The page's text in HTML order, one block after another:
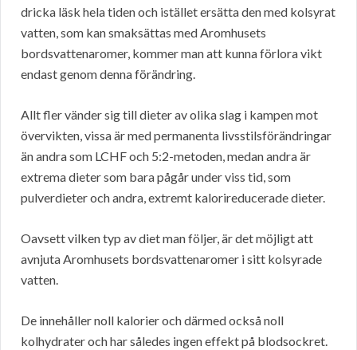
dricka läsk hela tiden och istället ersätta den med kolsyrat
vatten, som kan smaksättas med Aromhusets
bordsvattenaromer, kommer man att kunna förlora vikt
endast genom denna förändring.
Allt fler vänder sig till dieter av olika slag i kampen mot
övervikten, vissa är med permanenta livsstilsförändringar
än andra som LCHF och 5:2-metoden, medan andra är
extrema dieter som bara pågår under viss tid, som
pulverdieter och andra, extremt kalorireducerade dieter.
Oavsett vilken typ av diet man följer, är det möjligt att
avnjuta Aromhusets bordsvattenaromer i sitt kolsyrade
vatten.
De innehåller noll kalorier och därmed också noll
kolhydrater och har således ingen effekt på blodsockret.